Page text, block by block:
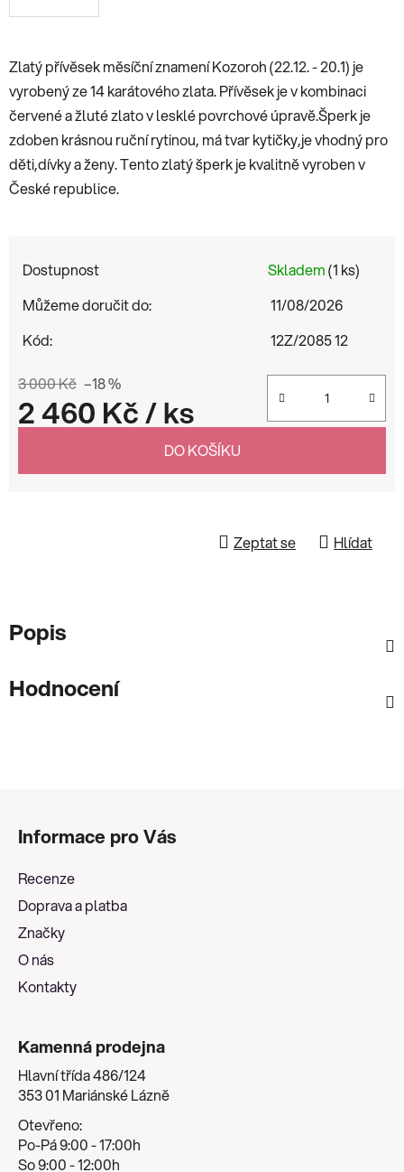
Zlatý přívěsek měsíční znamení Kozoroh (22.12. - 20.1) je
vyrobený ze 14 karátového zlata. Přívěsek je v kombinaci
červené a žluté zlato v lesklé povrchové úpravě.Šperk je
zdoben krásnou ruční rytinou, má tvar kytičky,je vhodný pro
děti,dívky a ženy. Tento zlatý šperk je kvalitně vyroben v
České republice.
Dostupnost Skladem(1 ks)
Můžeme doručit do:
11/08/2026
Kód:
12Z/2085 12
3 000 Kč –18 %
2 460 Kč/ ks
DO KOŠÍKU
Zeptat se Hlídat
Popis
Hodnocení
Informace pro Vás
Recenze
Doprava a platba
Značky
O nás
Kontakty
Kamenná prodejna
Hlavní třída 486/124
353 01 Mariánské Lázně
Otevřeno:
Po-Pá 9:00 - 17:00h
So 9:00 - 12:00h